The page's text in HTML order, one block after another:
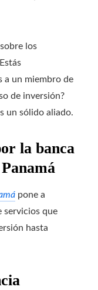
los
a un miembro de
de inversión?
un sólido aliado.
la banca
pone a
servicios que
hasta